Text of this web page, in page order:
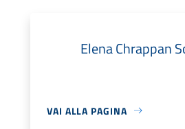
Elena Chrappan
VAI ALLA PAGINA